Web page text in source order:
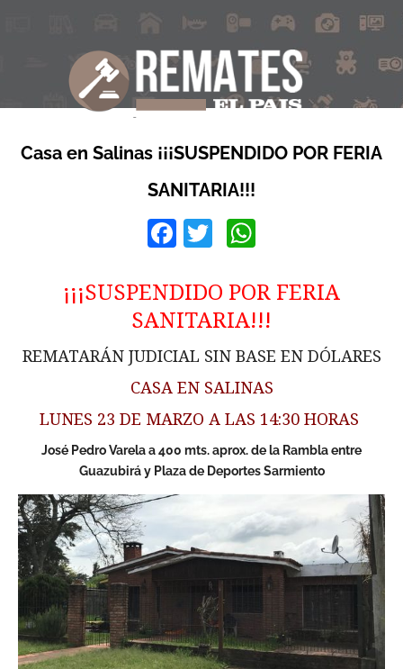
Casa en Salinas ¡¡¡SUSPENDIDO POR FERIA
SANITARIA!!!
Facebook
Twitter
¡¡¡SUSPENDIDO POR FERIA
SANITARIA!!!
REMATARÁN JUDICIAL SIN BASE EN DÓLARES
CASA EN SALINAS
LUNES 23 DE MARZO A LAS 14:30 HORAS
José Pedro Varela a 400 mts. aprox. de la Rambla entre
Guazubirá y Plaza de Deportes Sarmiento